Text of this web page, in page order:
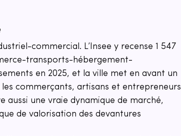
commercial. L’Insee y recense 1 547
transports-hébergement-
en 2025, et la ville met en avant un
commerçants, artisans et entrepreneurs
aussi une vraie dynamique de marché,
de valorisation des devantures